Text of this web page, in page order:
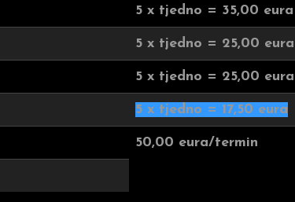
5 x tjedno = 35,00 eura
5 x tjedno = 25,00 eura
5 x tjedno = 25,00 eura
5 x tjedno = 17,50 eura
50,00 eura/termin